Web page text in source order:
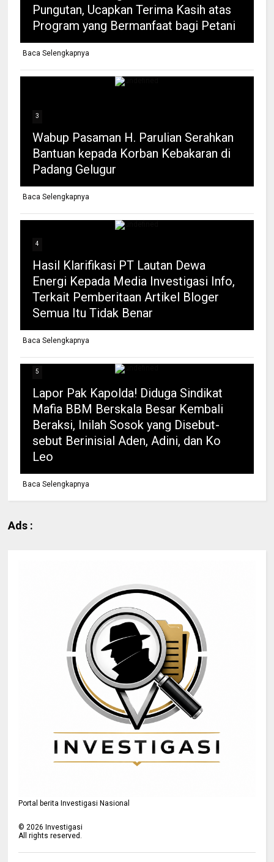
Pungutan, Ucapkan Terima Kasih atas
Program yang Bermanfaat bagi Petani
Baca Selengkapnya
3
Wabup Pasaman H. Parulian Serahkan
Bantuan kepada Korban Kebakaran di
Padang Gelugur
Baca Selengkapnya
4
Hasil Klarifikasi PT Lautan Dewa
Energi Kepada Media Investigasi Info,
Terkait Pemberitaan Artikel Bloger
Semua Itu Tidak Benar
Baca Selengkapnya
5
Lapor Pak Kapolda! Diduga Sindikat
Mafia BBM Berskala Besar Kembali
Beraksi, Inilah Sosok yang Disebut-
sebut Berinisial Aden, Adini, dan Ko
Leo
Baca Selengkapnya
Ads :
Portal berita Investigasi Nasional
©2026 Investigasi
All rights reserved.